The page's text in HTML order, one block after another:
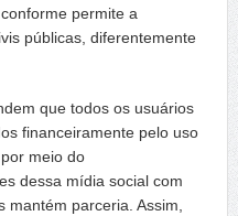
permite a
públicas, diferentemente
que todos os usuários
financeiramente pelo uso
meio do
dessa mídia social com
parceria. Assim,